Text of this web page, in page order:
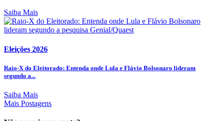
Saiba Mais
Eleições 2026
Raio-X do Eleitorado: Entenda onde Lula e Flávio Bolsonaro lideram
segundo a...
Saiba Mais
Mais Postagens